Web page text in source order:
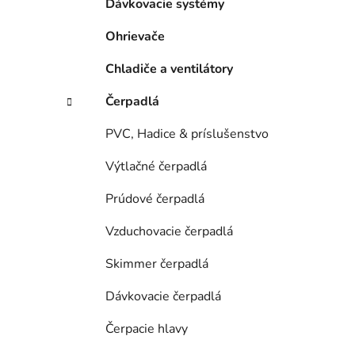
Dávkovacie systémy
Ohrievače
Chladiče a ventilátory
Čerpadlá
PVC, Hadice & príslušenstvo
Výtlačné čerpadlá
Prúdové čerpadlá
Vzduchovacie čerpadlá
Skimmer čerpadlá
Dávkovacie čerpadlá
Čerpacie hlavy